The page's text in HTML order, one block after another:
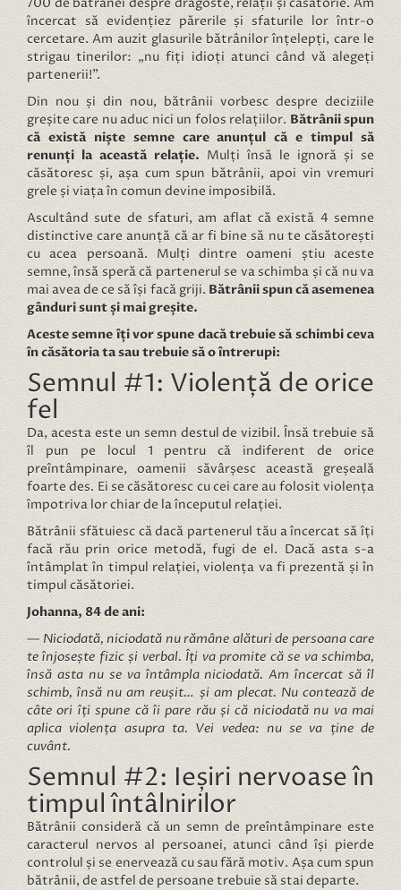
încercat să evidențiez părerile și sfaturile lor într-o
cercetare. Am auzit glasurile bătrânilor înțelepți, care le
strigau tinerilor: „nu fiți idioți atunci când vă alegeți
partenerii!”.
Din nou și din nou, bătrânii vorbesc despre deciziile
greșite care nu aduc nici un folos relațiilor. Bătrânii spun
că există niște semne care anunțul că e timpul să
renunți la această relație. Mulți însă le ignoră și se
căsătoresc și, așa cum spun bătrânii, apoi vin vremuri
grele și viața în comun devine imposibilă.
Ascultând sute de sfaturi, am aflat că există 4 semne
distinctive care anunță că ar fi bine să nu te căsătorești
cu acea persoană. Mulți dintre oameni știu aceste
semne, însă speră că partenerul se va schimba și că nu va
mai avea de ce să își facă griji. Bătrânii spun că asemenea
gânduri sunt și mai greșite.
Aceste semne îți vor spune dacă trebuie să schimbi ceva
în căsătoria ta sau trebuie să o întrerupi:
Semnul #1: Violență de orice
fel
Da, acesta este un semn destul de vizibil. Însă trebuie să
îl pun pe locul 1 pentru că indiferent de orice
preîntâmpinare, oamenii săvârșesc această greșeală
foarte des. Ei se căsătoresc cu cei care au folosit violența
împotriva lor chiar de la începutul relației.
Bătrânii sfătuiesc că dacă partenerul tău a încercat să îți
facă rău prin orice metodă, fugi de el. Dacă asta s-a
întâmplat în timpul relației, violența va fi prezentă și în
timpul căsătoriei.
Johanna, 84 de ani:
— Niciodată, niciodată nu rămâne alături de persoana care
te înjosește fizic și verbal. Îți va promite că se va schimba,
însă asta nu se va întâmpla niciodată. Am încercat să îl
schimb, însă nu am reușit… și am plecat. Nu contează de
câte ori îți spune că îi pare rău și că niciodată nu va mai
aplica violența asupra ta. Vei vedea: nu se va ține de
cuvânt.
Semnul #2: Ieșiri nervoase în
timpul întâlnirilor
Bătrânii consideră că un semn de preîntâmpinare este
caracterul nervos al persoanei, atunci când își pierde
controlul și se enervează cu sau fără motiv. Așa cum spun
bătrânii, de astfel de persoane trebuie să stai departe.